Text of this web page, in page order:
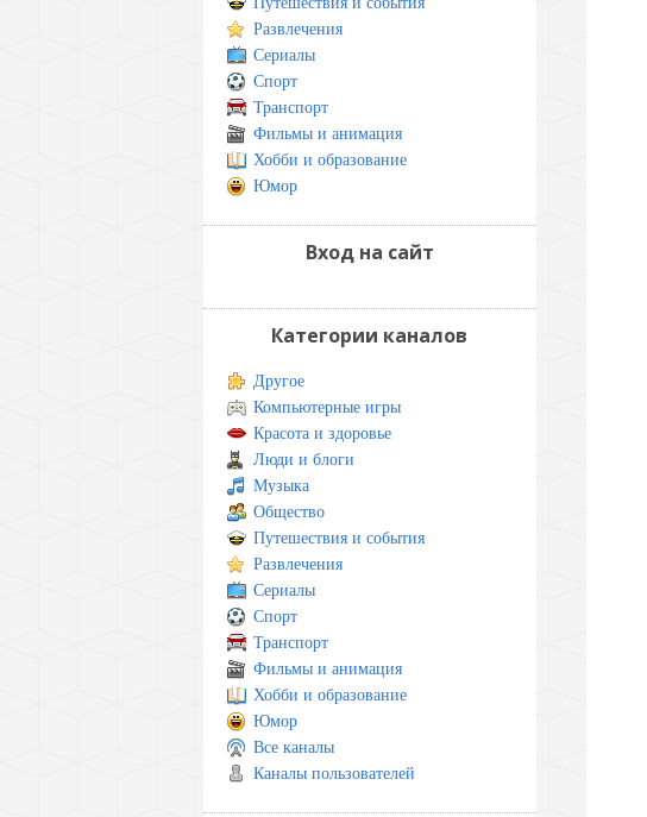
Развлечения
Сериалы
Спорт
Транспорт
Фильмы и анимация
Хобби и образование
Юмор
Вход на сайт
Категории каналов
Другое
Компьютерные игры
Красота и здоровье
Люди и блоги
Музыка
Общество
Путешествия и события
Развлечения
Сериалы
Спорт
Транспорт
Фильмы и анимация
Хобби и образование
Юмор
Все каналы
Каналы пользователей